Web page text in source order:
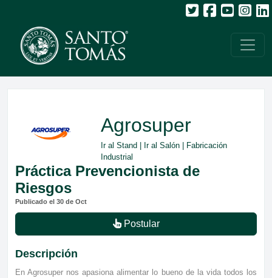
Agrosuper
Ir al Stand Ir al Salón| Fabricación
Industrial
Práctica Prevencionista de
Riesgos
Publicado el 30 de Oct
Postular
Descripción
En Agrosuper nos apasiona alimentar lo bueno de la vida todos los